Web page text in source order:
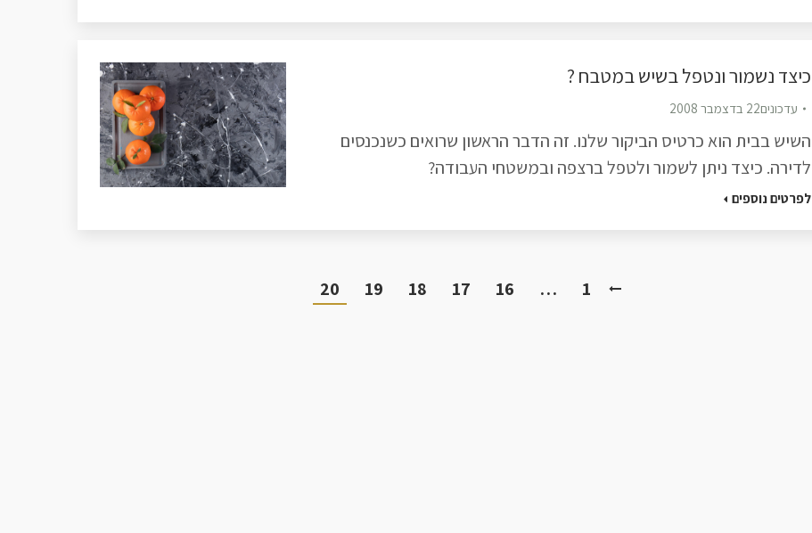
כיצד נשמור ונטפל בשיש במטבח ?
עדכונים22 בדצמבר 2008
השיש בבית הוא כרטיס הביקור שלנו. זה הדבר הראשון שרואים כשנכנסים
לדירה. כיצד ניתן לשמור ולטפל ברצפה ובמשטחי העבודה?
לפרטים נוספים
1
…
16
17
18
19
20